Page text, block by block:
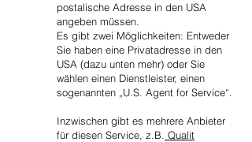
postalische Adresse in den USA
angeben müssen.
Es gibt zwei Möglichkeiten: Entweder
Sie haben eine Privatadresse in den
USA (dazu unten mehr) oder Sie
wählen einen Dienstleister, einen
sogenannten „U.S. Agent for Service“.
Inzwischen gibt es mehrere Anbieter
für diesen Service, z.B. Qualit